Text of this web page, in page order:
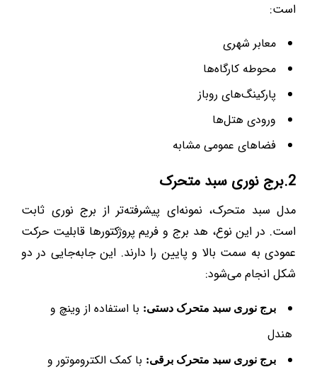
است:
معابر شهری
محوطه کارگاه‌ها
پارکینگ‌های روباز
ورودی هتل‌ها
فضاهای عمومی مشابه
2.برج نوری سبد متحرک
مدل سبد متحرک، نمونه‌ای پیشرفته‌تر از برج نوری ثابت
است. در این نوع، هد برج و فریم پروژکتورها قابلیت حرکت
عمودی به سمت بالا و پایین را دارند. این جابه‌جایی در دو
شکل انجام می‌شود:
برج نوری سبد متحرک دستی: با استفاده از وینچ و
هندل
برج نوری سبد متحرک برقی: با کمک الکتروموتور و